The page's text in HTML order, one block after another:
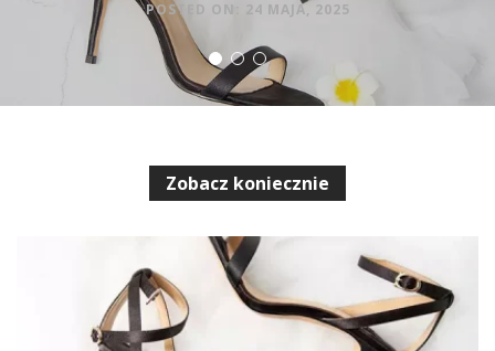
POSTED ON: 24 MAJA, 2025
POSTED ON: 6 KWIETNIA, 2025
POSTED ON: 4 KWIETNIA, 2025
Zobacz koniecznie